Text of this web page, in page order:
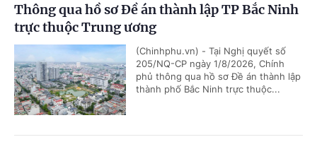
Thông qua hồ sơ Đề án thành lập TP Bắc Ninh
trực thuộc Trung ương
(Chinhphu.vn) - Tại Nghị quyết số
205/NQ-CP ngày 1/8/2026, Chính
phủ thông qua hồ sơ Đề án thành lập
thành phố Bắc Ninh trực thuộc...